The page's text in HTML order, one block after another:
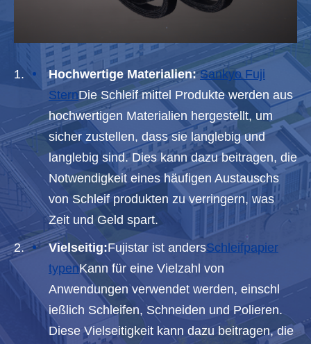
Hochwertige Materialien: Sankyo Fuji
SternDie Schleif mittel Produkte werden aus
hochwertigen Materialien hergestellt, um
sicher zustellen, dass sie langlebig und
langlebig sind. Dies kann dazu beitragen, die
Notwendigkeit eines häufigen Austauschs
von Schleif produkten zu verringern, was
Zeit und Geld spart.
Vielseitig:Fujistar ist andersSchleifpapier
typenKann für eine Vielzahl von
Anwendungen verwendet werden, einschl
ießlich Schleifen, Schneiden und Polieren.
Diese Vielseitigkeit kann dazu beitragen, die